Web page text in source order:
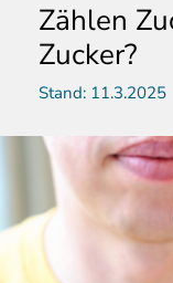
Zählen
Zucker?
Stand: 11.3.2025